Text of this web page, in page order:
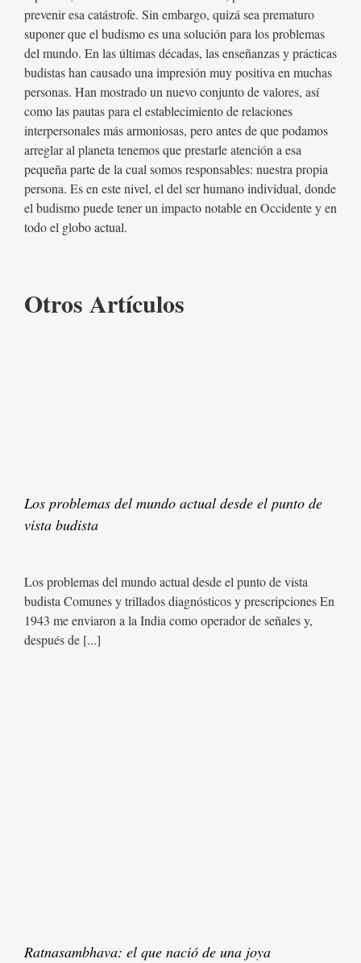
prevenir esa catástrofe. Sin embargo, quizá sea prematuro
suponer que el budismo es una solución para los problemas
del mundo. En las últimas décadas, las enseñanzas y prácticas
budistas han causado una impresión muy positiva en muchas
personas. Han mostrado un nuevo conjunto de valores, así
como las pautas para el establecimiento de relaciones
interpersonales más armoniosas, pero antes de que podamos
arreglar al planeta tenemos que prestarle atención a esa
pequeña parte de la cual somos responsables: nuestra propia
persona. Es en este nivel, el del ser humano individual, donde
el budismo puede tener un impacto notable en Occidente y en
todo el globo actual.
Otros Artículos
Los problemas del mundo actual desde el punto de
vista budista
Los problemas del mundo actual desde el punto de vista
budista Comunes y trillados diagnósticos y prescripciones En
1943 me enviaron a la India como operador de señales y,
después de [...]
Ratnasambhava: el que nació de una joya